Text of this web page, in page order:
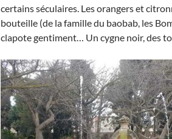
certains séculaires. Les orangers et
bouteille (de la famille du baobab, les
clapote gentiment… Un cygne noir, des